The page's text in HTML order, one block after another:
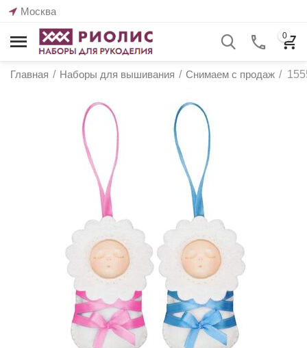
Москва
0
Главная / Наборы для вышивания / Снимаем с продаж /